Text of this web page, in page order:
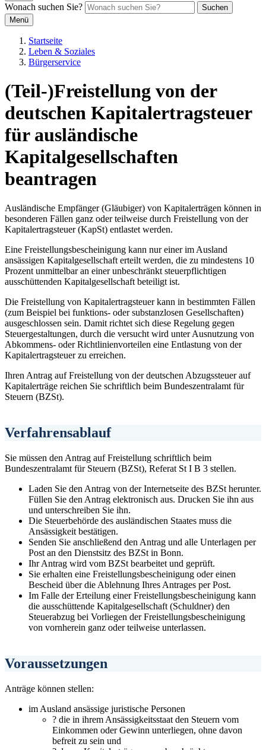
Wonach suchen Sie?
Suchen
Menü
Startseite
Leben & Soziales
Bürgerservice
(Teil-)Freistellung von der
deutschen Kapitalertragsteuer
für ausländische
Kapitalgesellschaften
beantragen
Ausländische Empfänger (Gläubiger) von Kapitalerträgen können in
besonderen Fällen ganz oder teilweise durch Freistellung von der
Kapitalertragsteuer (KapSt) entlastet werden.
Eine Freistellungsbescheinigung kann nur einer im Ausland
ansässigen Kapitalgesellschaft erteilt werden, die zu mindestens 10
Prozent unmittelbar an einer unbeschränkt steuerpflichtigen
ausschüttenden Kapitalgesellschaft beteiligt ist.
Die Freistellung von Kapitalertragsteuer kann in bestimmten Fällen
(zum Beispiel bei funktions- oder substanzlosen Gesellschaften)
ausgeschlossen sein. Damit richtet sich diese Regelung gegen
Steuergestaltungen, durch die versucht wird unter Ausnutzung von
Abkommens- oder Richtlinienvorteilen eine Entlastung von der
Kapitalertragsteuer zu erreichen.
Ihren Antrag auf Freistellung von der deutschen Abzugssteuer auf
Kapitalerträge reichen Sie schriftlich beim Bundeszentralamt für
Steuern (BZSt).
Verfahrensablauf
Sie müssen den Antrag auf Freistellung schriftlich beim
Bundeszentralamt für Steuern (BZSt), Referat St I B 3 stellen.
Laden Sie den Antrag von der Internetseite des BZSt herunter.
Füllen Sie den Antrag elektronisch aus. Drucken Sie ihn aus
und unterschreiben Sie ihn.
Die Steuerbehörde des ausländischen Staates muss die
Ansässigkeit bestätigen.
Senden Sie anschließend den Antrag und alle Unterlagen per
Post an den Dienstsitz des BZSt in Bonn.
Ihr Antrag wird vom BZSt bearbeitet und geprüft.
Sie erhalten eine Freistellungsbescheinigung oder einen
Bescheid über die Ablehnung Ihres Antrages per Post.
Im Falle der Erteilung einer Freistellungsbescheinigung kann
die ausschüttende Kapitalgesellschaft (Schuldner) den
Steuerabzug bei Vorliegen der Freistellungsbescheinigung
von vornherein ganz oder teilweise unterlassen.
Voraussetzungen
Anträge können stellen:
im Ausland ansässige juristische Personen
? die in ihrem Ansässigkeitsstaat den Steuern vom
Einkommen oder Gewinn unterliegen, ohne davon
befreit zu sein und